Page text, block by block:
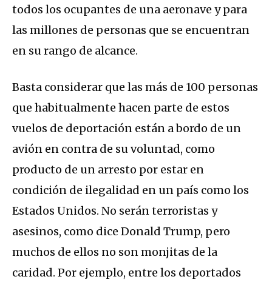
todos los ocupantes de una aeronave y para
las millones de personas que se encuentran
en su rango de alcance.
Basta considerar que las más de 100 personas
que habitualmente hacen parte de estos
vuelos de deportación están a bordo de un
avión en contra de su voluntad, como
producto de un arresto por estar en
condición de ilegalidad en un país como los
Estados Unidos. No serán terroristas y
asesinos, como dice Donald Trump, pero
muchos de ellos no son monjitas de la
caridad. Por ejemplo, entre los deportados